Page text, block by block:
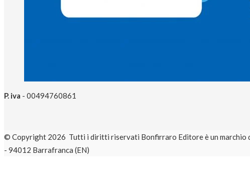
P. iva - 00494760861
© Copyright 2026 Tutti i diritti riservati Bonfirraro Editore è un marchio
- 94012 Barrafranca (EN)